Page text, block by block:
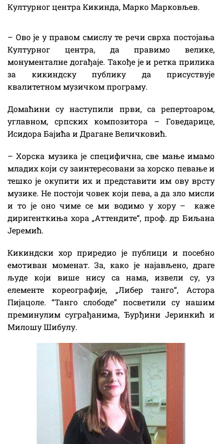
Културног центра Кикинда, Марко Марковљев.
– Ово је у правом смислу те речи сврха постојања
Културног центра, да правимо велике,
монументалне догађаје. Такође је и ретка прилика
за кикиндску публику да присуствује
квалитетном музичком програму.
Домаћини су наступили први, са репертоаром,
углавном, српских композитора – Говедарице,
Исидора Бајића и Драгане Величковић.
– Хорска музика је специфична, све мање имамо
младих који су заинтересовани за хорско певање и
тешко је окупити их и представити им ову врсту
музике. Не постоји човек који пева, а да зло мисли
и то је оно чиме се ми водимо у хору – каже
диригенткиња хора „Аттендите“, проф. др Биљана
Јеремић.
Кикиндски хор приредио је публици и посебно
емотиван моменат. За, како је најављено, драге
људе који више нису са нама, извели су, уз
елементе кореографије, „Либер танго“, Астора
Пијацоле. “Танго слободе” посветили су нашим
преминулим суграђанима, Ђурђини Јеринкић и
Милошу Шибулу.